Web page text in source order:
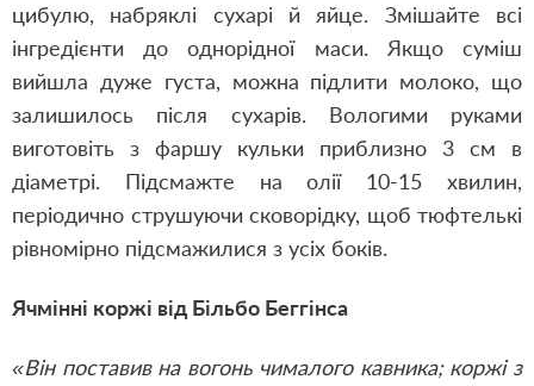
цибулю, набряклі сухарі й яйце. Змішайте всі
інгредієнти до однорідної маси. Якщо суміш
вийшла дуже густа, можна підлити молоко, що
залишилось після сухарів. Вологими руками
виготовіть з фаршу кульки приблизно 3 см в
діаметрі. Підсмажте на олії 10-15 хвилин,
періодично струшуючи сковорідку, щоб тюфтелькі
рівномірно підсмажилися з усіх боків.
Ячмінні коржі від Більбо Беггінса
«Він поставив на вогонь чималого кавника; коржі з